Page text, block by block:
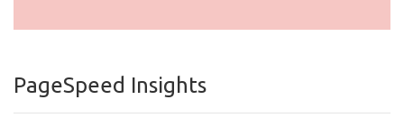
PageSpeed Insights